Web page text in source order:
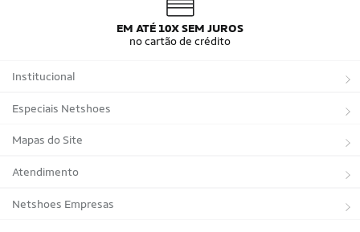
EM ATÉ 10X SEM JUROS
no cartão de crédito
Institucional
Sobre a Netshoes
Política de Privacidade
Programa de Afiliados
Regulamentos
Especiais Netshoes
Suplementos
Corrida
Bicicletas
Mapas do Site
Marcas
Tipos de Produtos
Atendimento
Trocas e devoluções
Netshoes Empresas